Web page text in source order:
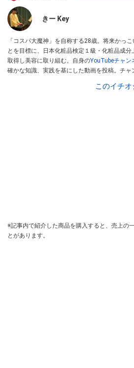
きー Key
「コスパ大魔神」を自称する28歳。将来かっ
とを目標に、日本化粧品検定１級・化粧品成分
取得し美容に取り組む。自身のYouTubeチャン
確かな知識、実践を基にした動画を投稿。チャ
義塾大学通信教育課程に在籍(2022年度卒業見
このイチ
※記事内で紹介した商品を購入すると、売上の
とがあります。